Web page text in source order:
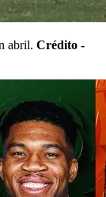
abril. Crédito -